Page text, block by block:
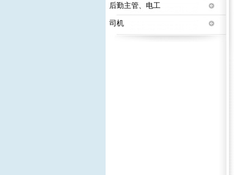
后勤主管、电工
司机